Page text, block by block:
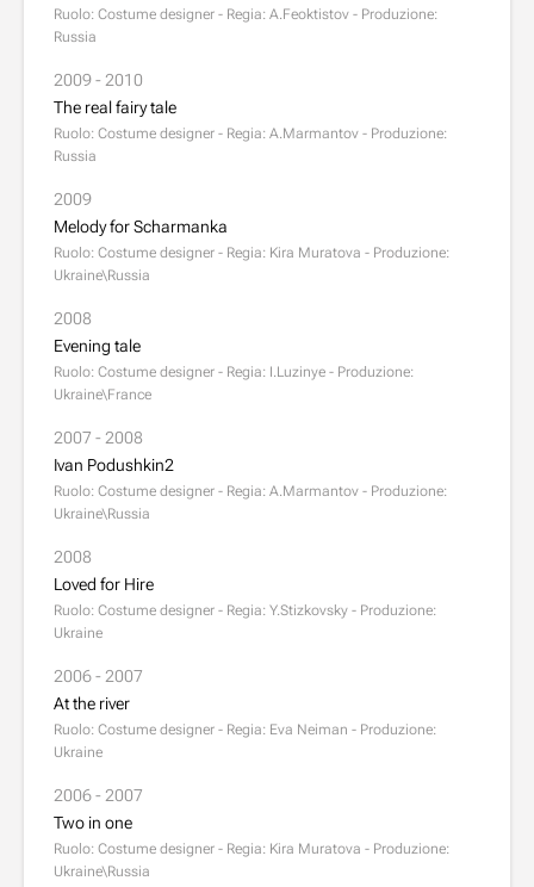
Ruolo: Costume designer - Regia: A.Feoktistov - Produzione:
Russia
2009 - 2010
The real fairy tale
Ruolo: Costume designer - Regia: A.Marmantov - Produzione:
Russia
2009
Melody for Scharmanka
Ruolo: Costume designer - Regia: Kira Muratova - Produzione:
Ukraine\Russia
2008
Evening tale
Ruolo: Costume designer - Regia: I.Luzinye - Produzione:
Ukraine\France
2007 - 2008
Ivan Podushkin2
Ruolo: Costume designer - Regia: A.Marmantov - Produzione:
Ukraine\Russia
2008
Loved for Hire
Ruolo: Costume designer - Regia: Y.Stizkovsky - Produzione:
Ukraine
2006 - 2007
At the river
Ruolo: Costume designer - Regia: Eva Neiman - Produzione:
Ukraine
2006 - 2007
Two in one
Ruolo: Costume designer - Regia: Kira Muratova - Produzione:
Ukraine\Russia